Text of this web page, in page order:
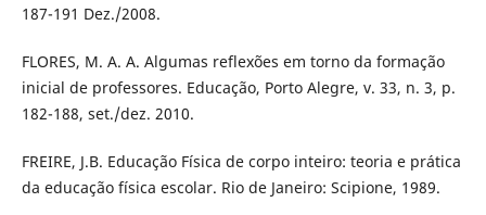
187-191 Dez./2008.
FLORES, M. A. A. Algumas reflexões em torno da formação
inicial de professores. Educação, Porto Alegre, v. 33, n. 3, p.
182-188, set./dez. 2010.
FREIRE, J.B. Educação Física de corpo inteiro: teoria e prática
da educação física escolar. Rio de Janeiro: Scipione, 1989.